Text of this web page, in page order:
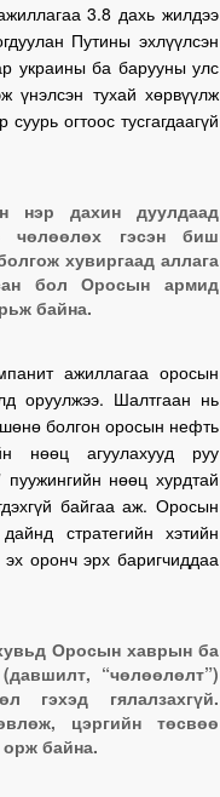
3.8 дахь жилдээ
Путины эхлүүлсэн
украины ба барууны улс
үнэлсэн тухай хөрвүүлж
огтоос тусгагдаагүй
нэр дахин дуулдаад
чөлөөлөх гэсэн биш
хувиргаад аллага
бол Оросын армид
байна.
ажиллагаа оросын
оруулжээ. Шалтгаан нь
болгон оросын нефть
нөөц агуулахууд руу
пуужингийн нөөц хурдтай
байгаа аж. Оросын
стратегийн хэтийн
оронч эрх баригчиддаа
Оросын хаврын ба
“чөлөөлөлт”)
гэхэд гялалзахгүй.
цэргийн төсвөө
орж байна.